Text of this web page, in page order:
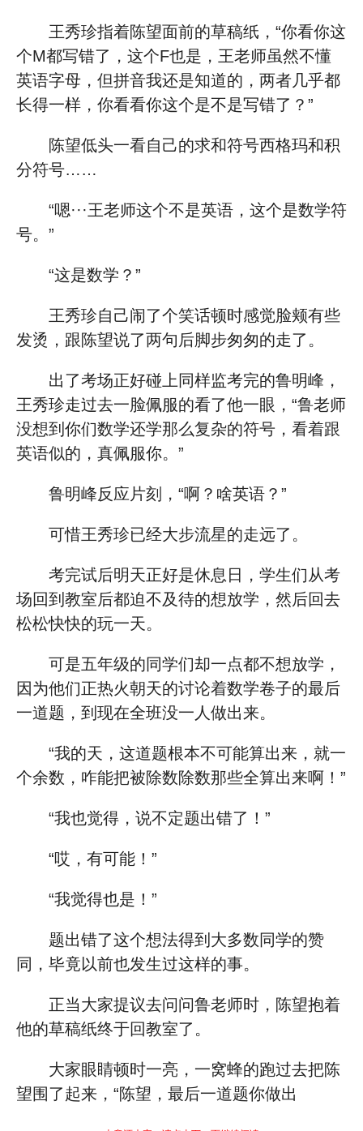
王秀珍指着陈望面前的草稿纸，“你看你这
个M都写错了，这个F也是，王老师虽然不懂
英语字母，但拼音我还是知道的，两者几乎都
长得一样，你看看你这个是不是写错了？”
陈望低头一看自己的求和符号西格玛和积
分符号……
“嗯···王老师这个不是英语，这个是数学符
号。”
“这是数学？”
王秀珍自己闹了个笑话顿时感觉脸颊有些
发烫，跟陈望说了两句后脚步匆匆的走了。
出了考场正好碰上同样监考完的鲁明峰，
王秀珍走过去一脸佩服的看了他一眼，“鲁老师
没想到你们数学还学那么复杂的符号，看着跟
英语似的，真佩服你。”
鲁明峰反应片刻，“啊？啥英语？”
可惜王秀珍已经大步流星的走远了。
考完试后明天正好是休息日，学生们从考
场回到教室后都迫不及待的想放学，然后回去
松松快快的玩一天。
可是五年级的同学们却一点都不想放学，
因为他们正热火朝天的讨论着数学卷子的最后
一道题，到现在全班没一人做出来。
“我的天，这道题根本不可能算出来，就一
个余数，咋能把被除数除数那些全算出来啊！”
“我也觉得，说不定题出错了！”
“哎，有可能！”
“我觉得也是！”
题出错了这个想法得到大多数同学的赞
同，毕竟以前也发生过这样的事。
正当大家提议去问问鲁老师时，陈望抱着
他的草稿纸终于回教室了。
大家眼睛顿时一亮，一窝蜂的跑过去把陈
望围了起来，“陈望，最后一道题你做出